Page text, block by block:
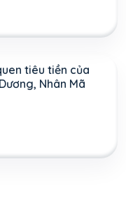
tiêu tiền của
Nhân Mã